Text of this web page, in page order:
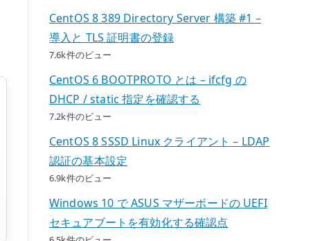
CentOS 8 389 Directory Server 構築 #1 –
導入と TLS 証明書の登録
7.6k件のビュー
CentOS 6 BOOTPROTO とは – ifcfg の
DHCP / static 指定を確認する
7.2k件のビュー
CentOS 8 SSSD Linux クライアント – LDAP
認証の基本設定
6.9k件のビュー
Windows 10 で ASUS マザーボードの UEFI
セキュアブートを有効化する確認点